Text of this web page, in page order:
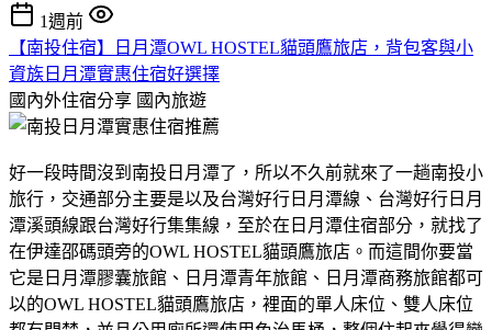
1週前
【南投住宿】日月潭OWL HOSTEL貓頭鷹旅店，背包客與小
資族日月潭實惠住宿好選擇
國內外住宿分享 國內旅遊
好一段時間沒到南投日月潭了，所以不久前就來了一趟南投小
旅行，交通部分主要是以及台灣好行日月潭線、台灣好行日月
潭溪頭線跟台灣好行集集線，至於在日月潭住宿部分，就找了
在伊達邵碼頭旁的OWL HOSTEL貓頭鷹旅店。而這間你要當
它是日月潭膠囊旅館、日月潭青年旅館、日月潭商務旅館都可
以的OWL HOSTEL貓頭鷹旅店，裡面的單人床位、雙人床位